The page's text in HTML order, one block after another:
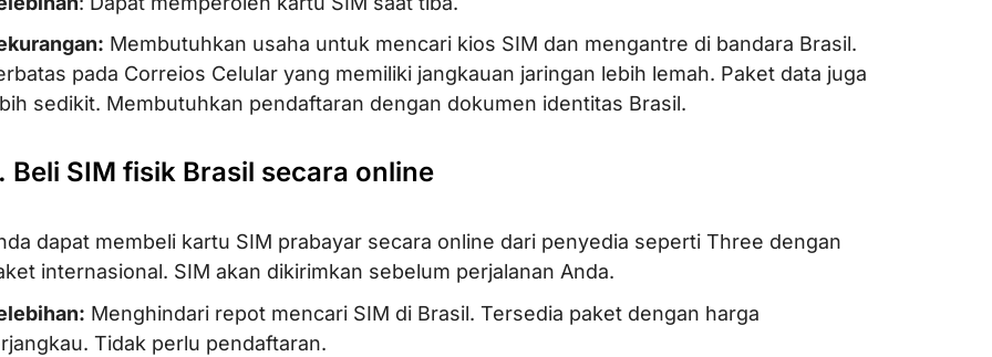
Membutuhkan usaha untuk mencari kios SIM dan mengantre di bandara Brasil.
pada Correios Celular yang memiliki jangkauan jaringan lebih lemah. Paket data juga
sedikit. Membutuhkan pendaftaran dengan dokumen identitas Brasil.
Beli SIM fisik Brasil secara online
dapat membeli kartu SIM prabayar secara online dari penyedia seperti Three dengan
internasional. SIM akan dikirimkan sebelum perjalanan Anda.
Menghindari repot mencari SIM di Brasil. Tersedia paket dengan harga
Tidak perlu pendaftaran.